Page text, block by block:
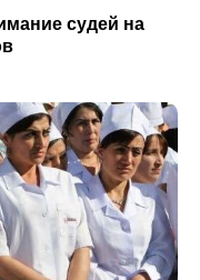
судей на